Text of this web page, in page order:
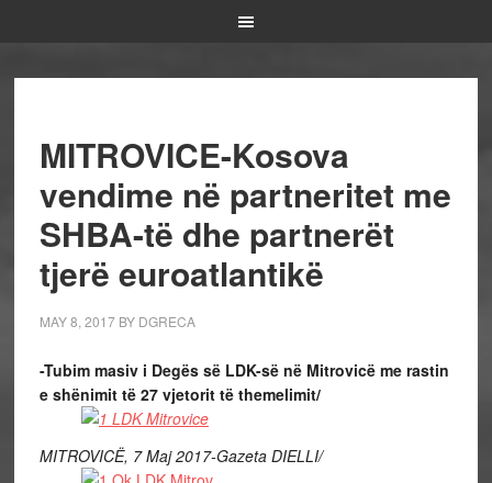
MITROVICE-Kosova
vendime në partneritet me
SHBA-të dhe partnerët
tjerë euroatlantikë
MAY 8, 2017BY DGRECA
-Tubim masiv i Degës së LDK-së në Mitrovicë me rastin
e shënimit të 27 vjetorit të themelimit/
MITROVICË, 7 Maj 2017-Gazeta DIELLI/